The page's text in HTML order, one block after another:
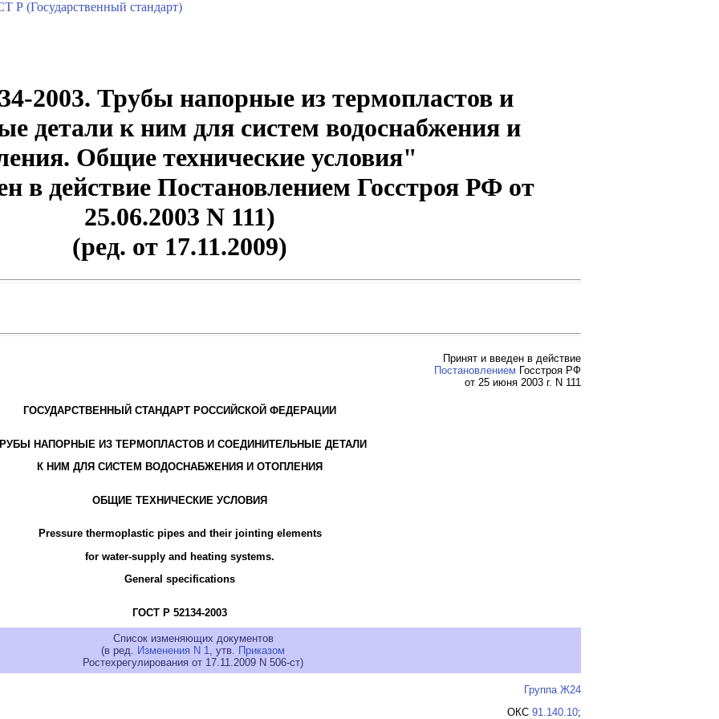
Р (Государственный стандарт)
2003. Трубы напорные из термопластов и
детали к ним для систем водоснабжения и
Общие технические условия"
в действие Постановлением Госстроя РФ от
25.06.2003 N 111)
(ред. от 17.11.2009)
Принят и введен в действие
Постановлением Госстроя РФ
от 25 июня 2003 г. N 111
ГОСУДАРСТВЕННЫЙ СТАНДАРТ РОССИЙСКОЙ ФЕДЕРАЦИИ
НАПОРНЫЕ ИЗ ТЕРМОПЛАСТОВ И СОЕДИНИТЕЛЬНЫЕ ДЕТАЛИ
К НИМ ДЛЯ СИСТЕМ ВОДОСНАБЖЕНИЯ И ОТОПЛЕНИЯ
ОБЩИЕ ТЕХНИЧЕСКИЕ УСЛОВИЯ
Pressure thermoplastic pipes and their jointing elements
for water-supply and heating systems.
General specifications
ГОСТ Р 52134-2003
Список изменяющих документов
(в ред. Изменения N 1 , утв. Приказом
Ростехрегулирования от 17.11.2009 N 506-ст)
Группа Ж24
ОКС 91.140.10;